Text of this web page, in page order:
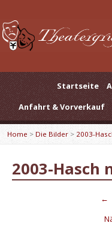
Startseite
Anfahrt & Vorverkauf
Home > Die Bilder> 2003-
2003-Hasch
←